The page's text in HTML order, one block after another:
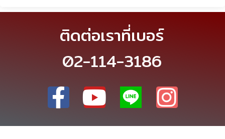
ติดต่อเราที่เบอร์
02-114-3186